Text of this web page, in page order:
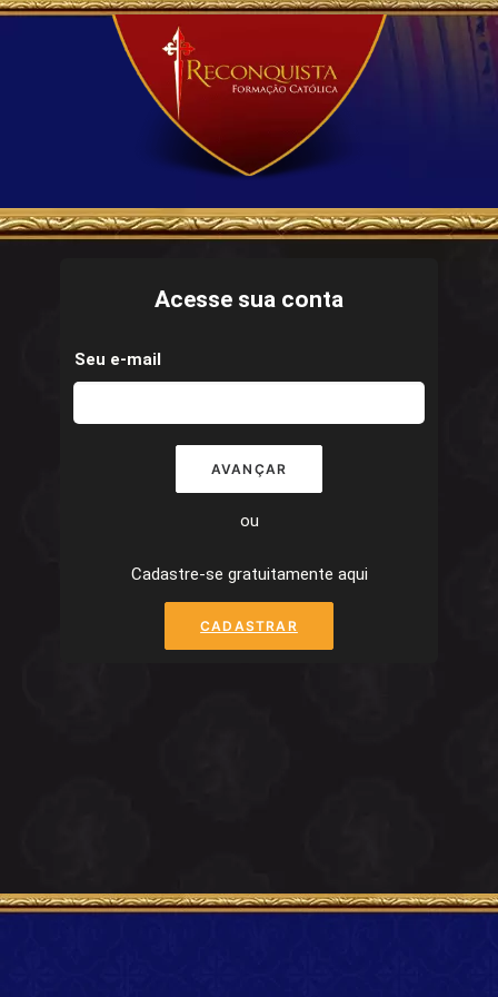
Acesse sua conta
Seu e-mail
AVANÇAR
ou
Cadastre-se gratuitamente aqui
CADASTRAR